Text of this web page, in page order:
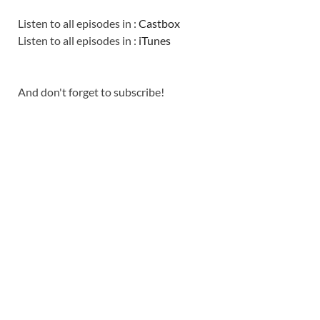
Listen to all episodes in : Castbox
Listen to all episodes in : iTunes
And don't forget to subscribe!